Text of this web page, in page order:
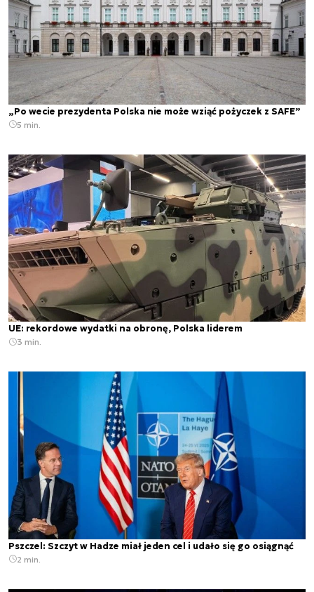
„Po wecie prezydenta Polska nie może wziąć pożyczek z SAFE”
5 min.
UE: rekordowe wydatki na obronę, Polska liderem
3 min.
Pszczel: Szczyt w Hadze miał jeden cel i udało się go osiągnąć
2 min.